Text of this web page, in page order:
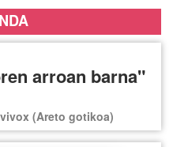
arroan barna"
(Areto gotikoa)